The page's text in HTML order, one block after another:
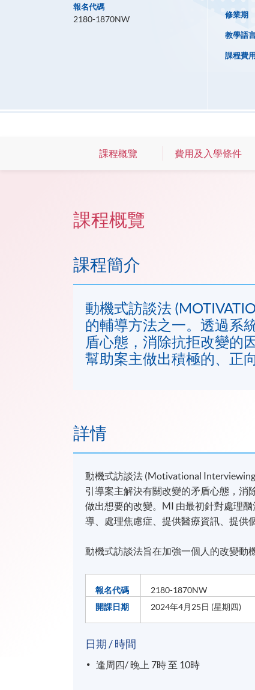
報名代碼
2180-1870NW 修業期
教學語
課程費用
課程概覽 費用及入學條件
課程概覽
課程簡介
動機式訪談法
的輔導方法之一。透過系
盾心態，消除抗拒改變的
幫助案主做出積極的、正
詳情
動機式訪談法 (Motivational
引導案主解決有關改變的矛盾心態，消
做出想要的改變。MI 由最初針對處理
導、處理焦慮症、提供醫療資訊、提供
動機式訪談法旨在加強一個人的改變動
報名代碼 2180-1870NW
開課日期 2024年4月25日 (星期四)
日期 / 時間
逢周四/ 晚上 7時 至 10時